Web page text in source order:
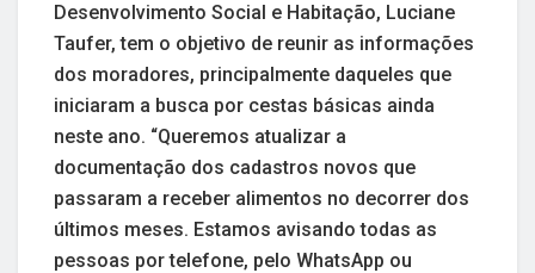
Desenvolvimento Social e Habitação, Luciane
Taufer, tem o objetivo de reunir as informações
dos moradores, principalmente daqueles que
iniciaram a busca por cestas básicas ainda
neste ano. “Queremos atualizar a
documentação dos cadastros novos que
passaram a receber alimentos no decorrer dos
últimos meses. Estamos avisando todas as
pessoas por telefone, pelo WhatsApp ou